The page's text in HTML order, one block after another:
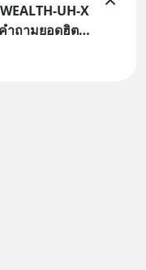
UH-X
ำถามยอดฮิตที่
เข้ามา